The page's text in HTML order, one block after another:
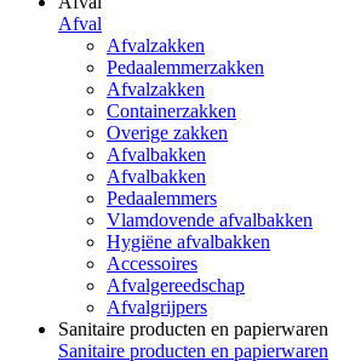
Afval
Afvalzakken
Pedaalemmerzakken
Afvalzakken
Containerzakken
Overige zakken
Afvalbakken
Afvalbakken
Pedaalemmers
Vlamdovende afvalbakken
Hygiëne afvalbakken
Accessoires
Afvalgereedschap
Afvalgrijpers
Sanitaire producten en papierwaren
Sanitaire producten en papierwaren